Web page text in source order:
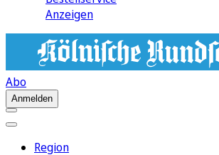
Anzeigen
Abo
Anmelden
Region